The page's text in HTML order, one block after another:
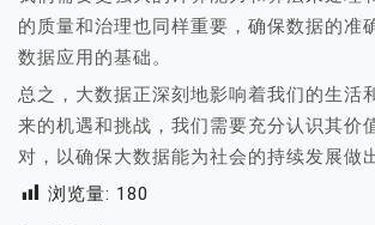
的质量和治理也同样重要，确保数据的准
数据应用的基础。
总之，大数据正深刻地影响着我们的生活
来的机遇和挑战，我们需要充分认识其价
对，以确保大数据能为社会的持续发展做
浏览量: 180